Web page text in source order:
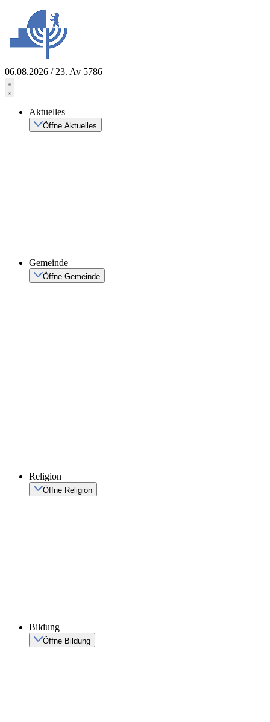
springen
06.08.2026 / 23. Av 5786
Aktuelles
Öffne Aktuelles
Gemeinde
Öffne Gemeinde
Religion
Öffne Religion
Bildung
Öffne Bildung